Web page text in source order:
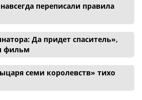
переписали правила
Да придет спаситель»,
фильм
семи королевств» тихо